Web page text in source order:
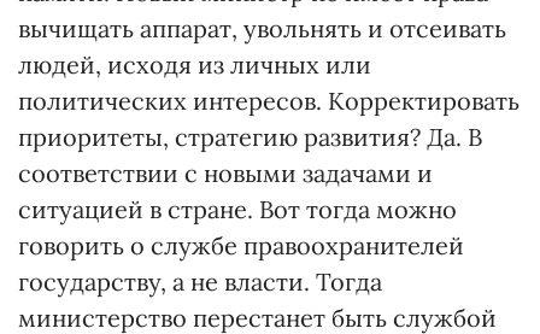
вычищать аппарат, увольнять и отсеивать
людей, исходя из личных или
политических интересов. Корректировать
приоритеты, стратегию развития? Да. В
соответствии с новыми задачами и
ситуацией в стране. Вот тогда можно
говорить о службе правоохранителей
государству, а не власти. Тогда
министерство перестанет быть службой